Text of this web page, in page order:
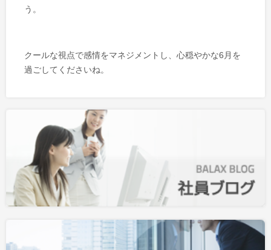
う。
クールな視点で感情をマネジメントし、心穏やかな6月を
過ごしてくださいね。